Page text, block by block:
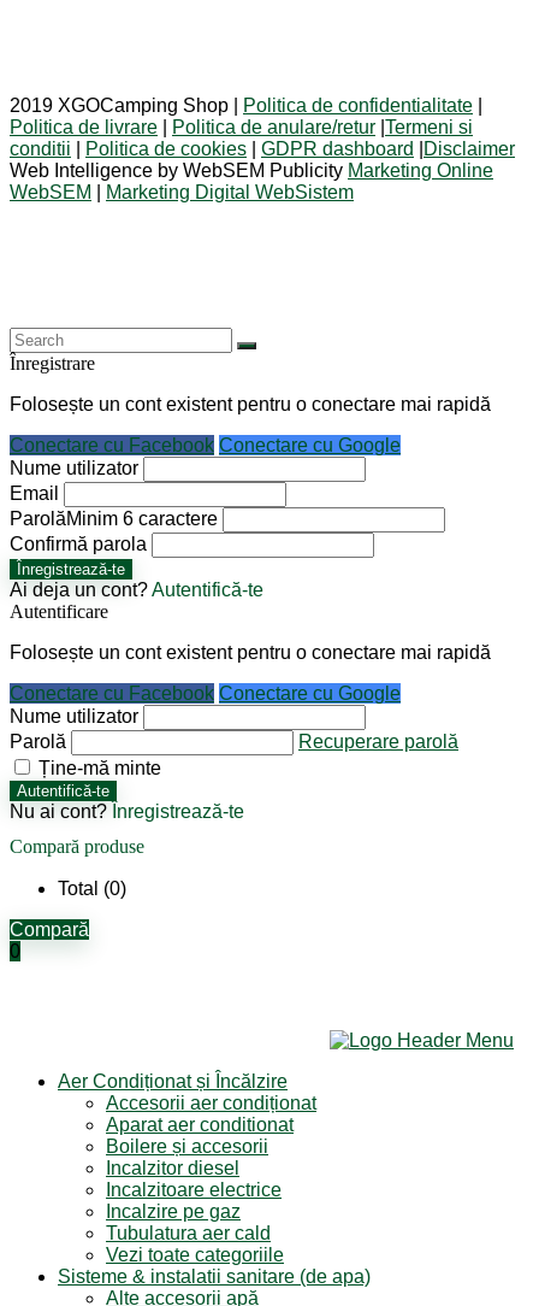
2019 XGOCamping Shop | Politica de confidentialitate
Politica de livrare
Politica de anulare/retur Termeni si
conditii
Politica de cookies GDPR dashboard
Disclaimer
Web Intelligence by WebSEM Publicity Marketing Online
WebSEM
Marketing Digital WebSistem
Înregistrare
Folosește un cont existent pentru o conectare mai rapidă
Conectare cu Facebook Conectare cu Google
Nume utilizator
Email
ParolăMinim 6 caractere
Confirmă parola
Înregistrează-te
Ai deja un cont?Autentifică-te
Autentificare
Folosește un cont existent pentru o conectare mai rapidă
Conectare cu Facebook Conectare cu Google
Nume utilizator
Parolă
Recuperare parolă
Ține-mă minte
Autentifică-te
Nu ai cont? Înregistrează-te
Compară produse
Total (0)
Compară
0
Aer Condiționat și Încălzire
Accesorii aer condiționat
Aparat aer conditionat
Boilere și accesorii
Incalzitor diesel
Incalzitoare electrice
Incalzire pe gaz
Tubulatura aer cald
Vezi toate categoriile
Sisteme & instalatii sanitare (de apa)
Alte accesorii apă